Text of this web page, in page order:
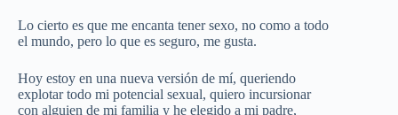
Lo cierto es que me encanta tener sexo, no como a todo
el mundo, pero lo que es seguro, me gusta.
Hoy estoy en una nueva versión de mí, queriendo
explotar todo mi potencial sexual, quiero incursionar
con alguien de mi familia y he elegido a mi padre,